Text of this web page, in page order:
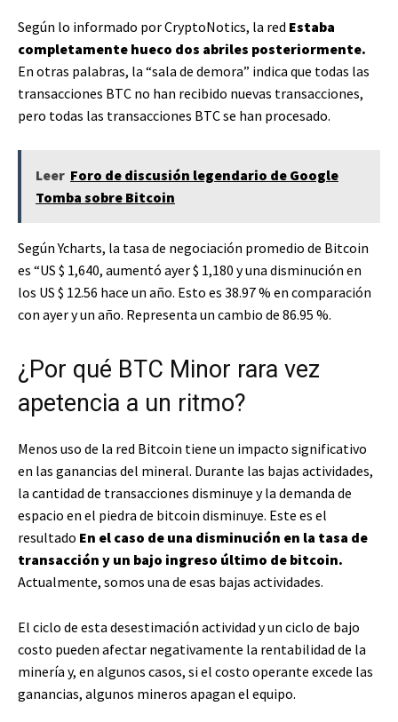
Según lo informado por CryptoNotics, la red Estaba
completamente hueco dos abriles posteriormente.
En otras palabras, la “sala de demora” indica que todas las
transacciones BTC no han recibido nuevas transacciones,
pero todas las transacciones BTC se han procesado.
Leer Foro de discusión legendario de Google
Tomba sobre Bitcoin
Según Ycharts, la tasa de negociación promedio de Bitcoin
es “US $ 1,640, aumentó ayer $ 1,180 y una disminución en
los US $ 12.56 hace un año. Esto es 38.97 % en comparación
con ayer y un año. Representa un cambio de 86.95 %.
¿Por qué BTC Minor rara vez
apetencia a un ritmo?
Menos uso de la red Bitcoin tiene un impacto significativo
en las ganancias del mineral. Durante las bajas actividades,
la cantidad de transacciones disminuye y la demanda de
espacio en el piedra de bitcoin disminuye. Este es el
resultado En el caso de una disminución en la tasa de
transacción y un bajo ingreso último de bitcoin.
Actualmente, somos una de esas bajas actividades.
El ciclo de esta desestimación actividad y un ciclo de bajo
costo pueden afectar negativamente la rentabilidad de la
minería y, en algunos casos, si el costo operante excede las
ganancias, algunos mineros apagan el equipo.